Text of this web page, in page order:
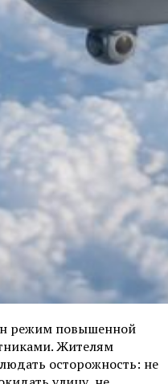
режим повышенной
Жителям
осторожность: не